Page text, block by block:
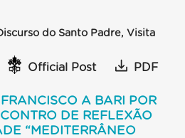
do Santo Padre, Visita
Official Post PDF
A BARI POR
DE REFLEXÃO
“MEDITERRÂNEO